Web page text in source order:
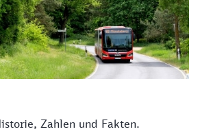
Zahlen und Fakten.